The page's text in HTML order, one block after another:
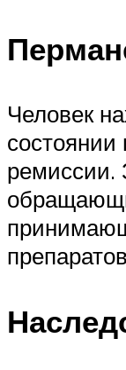
Человек
состоянии
ремиссии.